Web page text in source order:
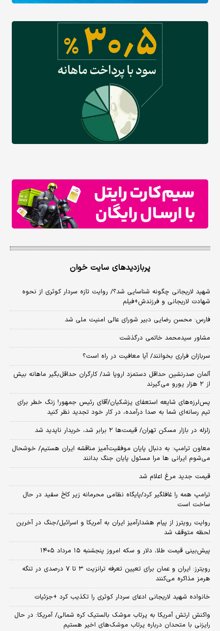
پربازدیدهای سایت خوان
شهید لاریجانی چگونه شناسایی شد؟/ روایت تازه سردار کوثری از نحوه
شهادت لاریجانی و فرزندش+فیلم
فارس: محسن رضایی دبیر شورای عالی امنیت ملی شد
مشاور سیدمحمد خاتمی درگذشت
سربازان فراری بخوانند/ آیا معافیت در راه است؟
آلمان صدرنشین حداقل دستمزد اروپا شد/ کارگران حداقل‌بگیر ماهانه بیش
از ۲ هزار یورو می‌گیرند
پس‌لرزه‌های شایعه استعفای پزشکیان/آقای رئیس جمهور! زنگ خطر برای
تیم رسانه‌ای شما به صدا درآمده، در کار خود تجدید نظر کنید
زلزله در بازار مسکن تهران/ قیمت‌ها ۲ برابر شد، خریدار ناپدید شد
معاون ترامپ: به دنبال پایان موفقیت‌آمیز مناقشه ایران هستیم/ خوشحال
می‌شوم ایرانی ها مرا مسئول پایان جنگ بدانند
قیمت جدید مرغ اعلام شد
ترامپ همه را غافلگیر کرد/پایگاه نظامی محرمانه زیر کاخ سفید در حال
ساخت است
روایت رویترز از پیام هشدارآمیز ایران به آمریکا و اسرائیل/جنگ در آخرین
لحظه متوقف شد
پیش‌بینی قیمت طلا، دلار و سکه امروز پنجشنبه ۱۵ مرداد ۱۴۰۵
رویترز: ایران و عمان برای تعیین تعرفه ترانزیت ۳ تا ۷ درصدی در تنگه
هرمز مذاکره می‌کنند
خانواده شهید لاریجانی ادعای سردار کوثری را تکذیب کرد +جزئیات
واکنش ارتش آمریکا به پرتاب موشک بالستیک کره شمالی/ آمریکا: در حال
رایزنی با متحدان درباره پرتاب موشک‌های اخیر هستیم